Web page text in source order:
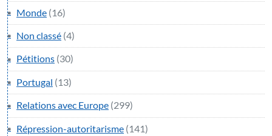
Monde (16)
Non classé (4)
Pétitions (30)
Portugal (13)
Relations avec Europe (299)
Répression-autoritarisme (141)